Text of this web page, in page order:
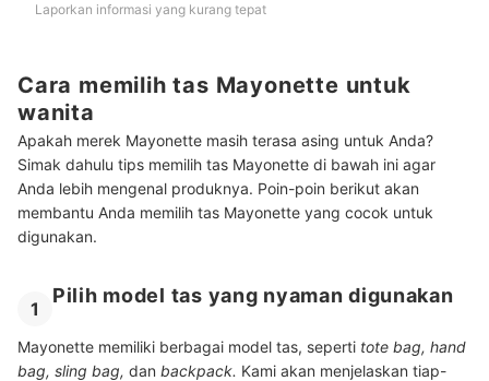
Laporkan informasi yang kurang tepat
Cara memilih tas Mayonette untuk
wanita
Apakah merek Mayonette masih terasa asing untuk Anda?
Simak dahulu tips memilih tas Mayonette di bawah ini agar
Anda lebih mengenal produknya. Poin-poin berikut akan
membantu Anda memilih tas Mayonette yang cocok untuk
digunakan.
1
Pilih model tas yang nyaman digunakan
Mayonette memiliki berbagai model tas, seperti tote bag, hand
bag, sling bag, dan backpack. Kami akan menjelaskan tiap-